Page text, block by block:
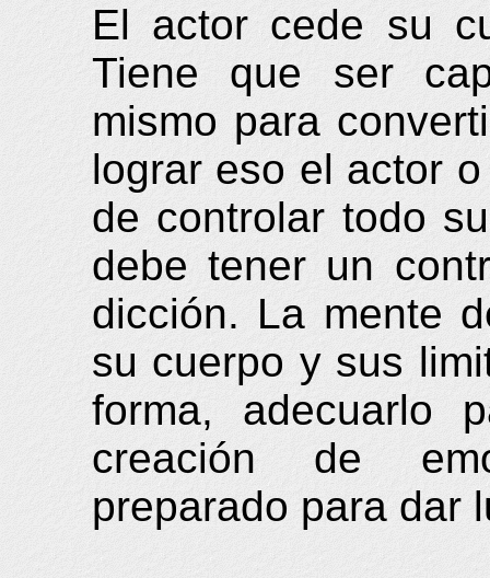
El actor cede su
Tiene que ser
mismo para
lograr eso el actor
de controlar todo
debe tener un
dicción. La mente
su cuerpo y sus
forma, adecuarlo
creación de
preparado para dar